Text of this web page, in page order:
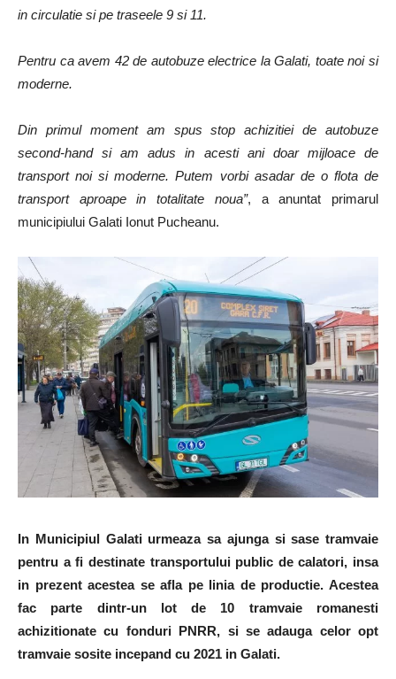
in circulatie si pe traseele 9 si 11.
Pentru ca avem 42 de autobuze electrice la Galati, toate noi si
moderne.
Din primul moment am spus stop achizitiei de autobuze
second-hand si am adus in acesti ani doar mijloace de
transport noi si moderne. Putem vorbi asadar de o flota de
transport aproape in totalitate noua”, a anuntat primarul
municipiului Galati Ionut Pucheanu.
In Municipiul Galati urmeaza sa ajunga si sase tramvaie
pentru a fi destinate transportului public de calatori, insa
in prezent acestea se afla pe linia de productie. Acestea
fac parte dintr-un lot de 10 tramvaie romanesti
achizitionate cu fonduri PNRR, si se adauga celor opt
tramvaie sosite incepand cu 2021 in Galati.